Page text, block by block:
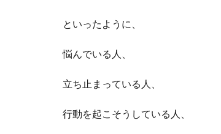
といったように、
悩んでいる人、
立ち止まっている人、
行動を起こそうしている人、